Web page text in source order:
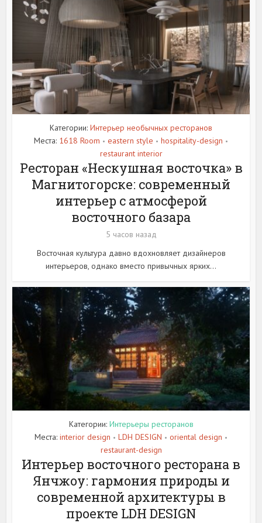
Категории: Интерьер необычных ресторанов
Места: 1618 Room • eastern style • hospitality-design •
restaurant interior
Ресторан «Нескушная восточка» в
Магнитогорске: современный
интерьер с атмосферой
восточного базара
5 часов назад
Восточная культура давно вдохновляет дизайнеров
интерьеров, однако вместо привычных ярких...
Категории: Интерьеры ресторанов
Места: interior design • LDH DESIGN • oriental design •
restaurant-design
Интерьер восточного ресторана в
Янчжоу: гармония природы и
современной архитектуры в
проекте LDH DESIGN